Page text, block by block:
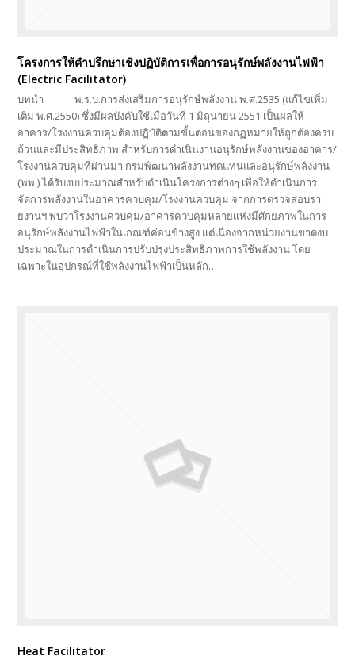
โครงการให้คำปรึกษาเชิงปฏิบัติการเพื่อการอนุรักษ์พลังงานไฟฟ้า
(Electric Facilitator)
บทนำ ­ พ.ร.บ.การส่งเสริมการอนุรักษ์พลังงาน พ.ศ.2535 (แก้ไขเพิ่ม
เติม พ.ศ.2550) ซึ่งมีผลบังคับใช้เมื่อวันที่ 1 มิถุนายน 2551 เป็นผลให้
อาคาร/โรงงานควบคุมต้องปฏิบัติตามขั้นตอนของกฏหมายให้ถูกต้องครบ
ถ้วนและมีประสิทธิภาพ สำหรับการดำเนินงานอนุรักษ์พลังงานของอาคาร/
โรงงานควบคุมที่ผ่านมา กรมพัฒนาพลังงานทดแทนและอนุรักษ์พลังงาน
(พพ.) ได้รับงบประมาณสำหรับดำเนินโครงการต่างๆ เพื่อให้ดำเนินการ
จัดการพลังงานในอาคารควบคุม/โรงงานควบคุม จากการตรวจสอบรา
ยงานฯ พบว่าโรงงานควบคุม/อาคารควบคุมหลายแห่งมีศักยภาพในการ
อนุรักษ์พลังงานไฟฟ้าในเกณฑ์ค่อนข้างสูง แต่เนื่องจากหน่วยงานขาดงบ
ประมาณในการดำเนินการปรับปรุงประสิทธิภาพการใช้พลังงาน โดย
เฉพาะในอุปกรณ์ที่ใช้พลังงานไฟฟ้าเป็นหลัก…
Heat Facilitator